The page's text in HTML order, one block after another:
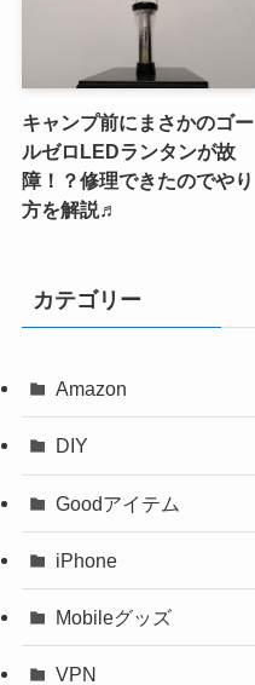
キャンプ前にまさかのゴー
ルゼロLEDランタンが故
障！？修理できたのでやり
方を解説♬
カテゴリー
Amazon
DIY
Goodアイテム
iPhone
Mobileグッズ
VPN